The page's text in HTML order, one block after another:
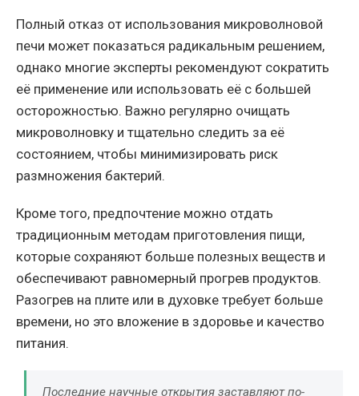
Полный отказ от использования микроволновой
печи может показаться радикальным решением,
однако многие эксперты рекомендуют сократить
её применение или использовать её с большей
осторожностью. Важно регулярно очищать
микроволновку и тщательно следить за её
состоянием, чтобы минимизировать риск
размножения бактерий.
Кроме того, предпочтение можно отдать
традиционным методам приготовления пищи,
которые сохраняют больше полезных веществ и
обеспечивают равномерный прогрев продуктов.
Разогрев на плите или в духовке требует больше
времени, но это вложение в здоровье и качество
питания.
Последние научные открытия заставляют по-